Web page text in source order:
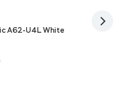
A62-U4L White